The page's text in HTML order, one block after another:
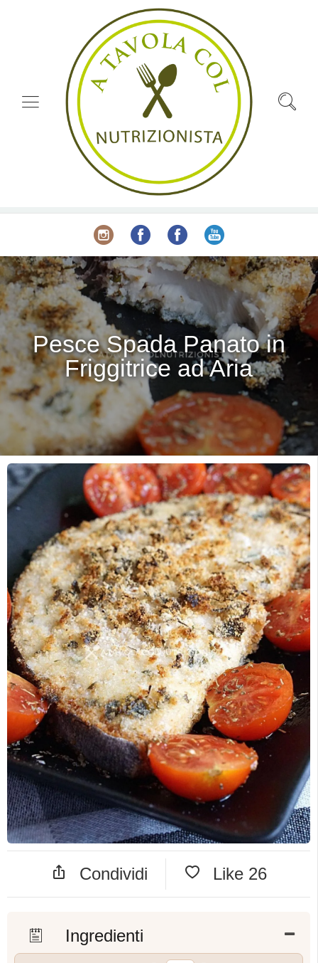
Pesce Spada Panato in
Friggitrice ad Aria
Condividi Like 26
Ingredienti